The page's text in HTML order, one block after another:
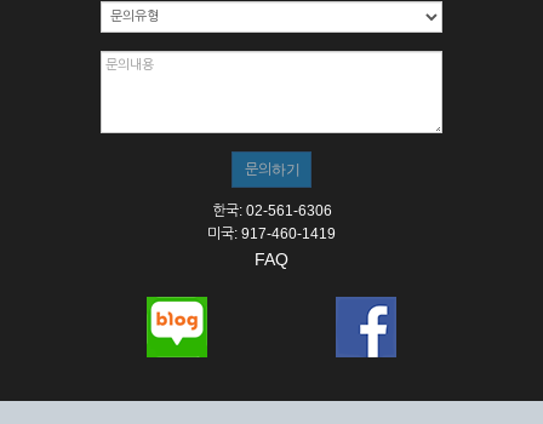
한국: 02-561-6306
미국: 917-460-1419
FAQ